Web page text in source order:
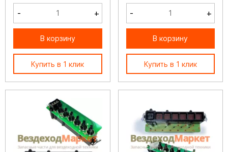
- +
В корзину
Купить в 1 клик
- +
В корзину
Купить в 1 клик